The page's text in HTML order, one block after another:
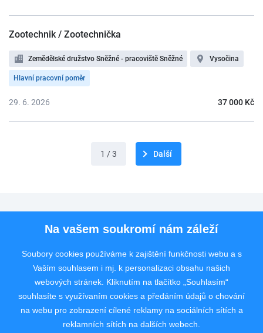
Zootechnik / Zootechnička
Zemědělské družstvo Sněžné - pracoviště Sněžné Vysočina
Hlavní pracovní poměr
37 000 Kč
29. 6. 2026
1 / 3 Další
Pro uchazeče
Rychlý kontakt
Na vašem soukromí nám záleží
Soubory cookies používáme k zajištění funkčnosti webu a s
Vaším souhlasem i mj. k personalizaci obsahu našich
webových stránek. Kliknutím na tlačítko „Souhlasím“
souhlasíte s využívaním cookies a předáním údajů o chování
na webu pro zobrazení cílené reklamy na sociálních sítích a
reklamních sítích na dalších webech.